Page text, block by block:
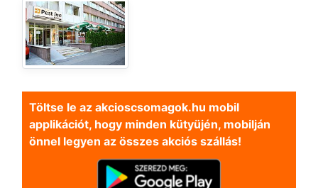
Töltse le az akcioscsomagok.hu mobil
applikációt, hogy minden kütyüjén, mobilján
önnel legyen az összes akciós szállás!